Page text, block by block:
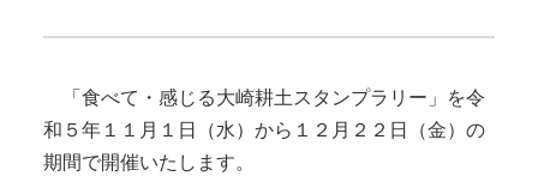
「食べて・感じる大崎耕土スタンプラリー」を令
和５年１１月１日（水）から１２月２２日（金）の
期間で開催いたします。